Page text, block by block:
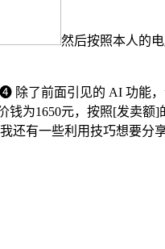
然后按照本人的
了前面引见的 AI 功能
为1650元，按照[发卖
还有一些利用技巧想要